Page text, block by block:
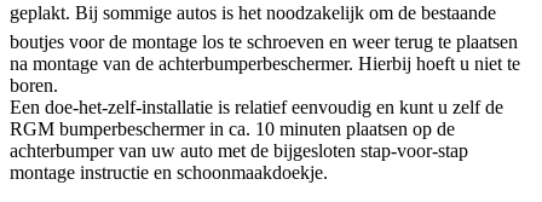
geplakt. Bij sommige autos is het noodzakelijk om de bestaande
boutjes voor de montage los te schroeven en weer terug te plaatsen
na montage van de achterbumperbeschermer. Hierbij hoeft u niet te
boren.
Een doe-het-zelf-installatie is relatief eenvoudig en kunt u zelf de
RGM bumperbeschermer in ca. 10 minuten plaatsen op de
achterbumper van uw auto met de bijgesloten stap-voor-stap
montage instructie en schoonmaakdoekje.